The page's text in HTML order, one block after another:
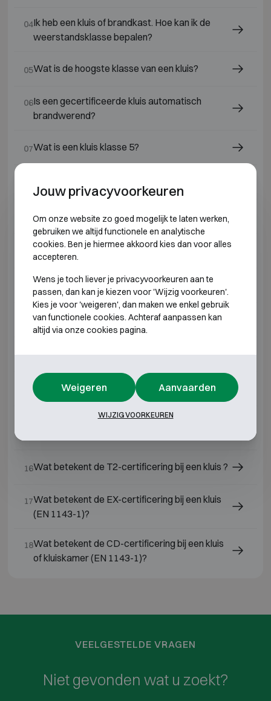
04Ik heb een kluis of brandkast. Hoe kan ik de
weerstandsklasse bepalen?
05Wat is de hoogste klasse van een kluis?
06Is een gecertificeerde kluis automatisch
brandwerend?
07Wat is een kluis klasse 5?
09Wat is een kluis klasse 4?
Wat is een kluis klasse 7?
Wat is een kluis klasse 3?
Wat is een kluis klasse 2?
13Wat is een kluis klasse 1?
14Wat is een kluis klasse 0?
Wat is een gepantserde kast of kluis security
16Wat betekent de T2-certificering bij een kluis ?
17Wat betekent de EX-certificering bij een kluis
(EN 1143-1)?
18Wat betekent de CD-certificering bij een kluis
of kluiskamer (EN 1143-1)?
VEELGESTELDE VRAGEN
Niet gevonden wat u zoekt?
Jouw privacyvoorkeuren
Om onze website zo goed mogelijk te laten werken,
gebruiken we altijd functionele en analytische
cookies. Ben je hiermee akkoord kies dan voor alles
accepteren.
Wens je toch liever je privacyvoorkeuren aan te
passen, dan kan je kiezen voor 'Wijzig voorkeuren'.
Kies je voor 'weigeren', dan maken we enkel gebruik
van functionele cookies. Achteraf aanpassen kan
altijd via onze cookies pagina.
Weigeren Aanvaarden
WIJZIG VOORKEUREN